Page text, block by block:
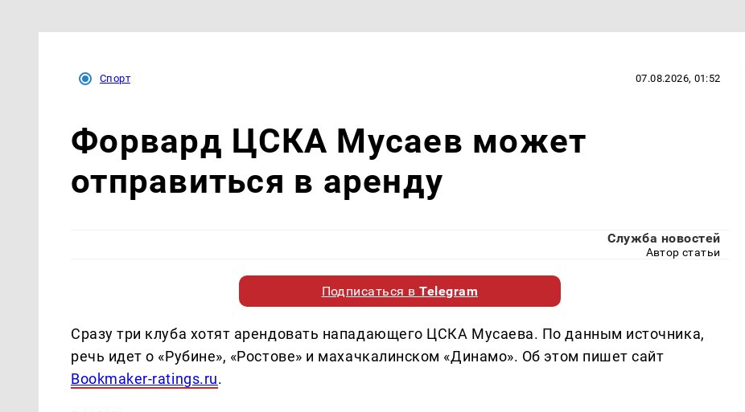
Спорт 07.08.2026, 01:52
Форвард ЦСКА Мусаев может
отправиться в аренду
Служба новостей
Автор статьи
Подписаться вTelegram
Сразу три клуба хотят арендовать нападающего ЦСКА Мусаева. По данным источника,
речь идет о «Рубине», «Ростове» и махачкалинском «Динамо». Об этом пишет сайт
Bookmaker-ratings.ru.